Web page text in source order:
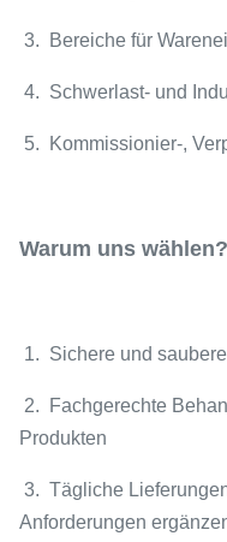
3. Bereiche für
4. Schwerlast- und
5. Kommissionier-,
Warum uns wählen?
1. Sichere und
2. Fachgerechte
Produkten
3. Tägliche
Anforderungen